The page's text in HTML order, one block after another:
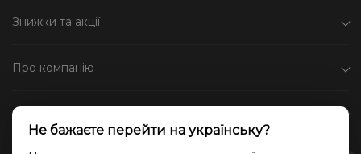
Знижки та акції
Про компанію
Каталог
Не бажаєте перейти на українську?